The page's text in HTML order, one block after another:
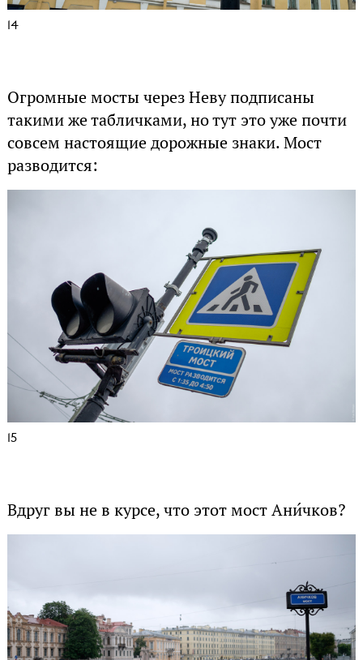
14
Огромные мосты через Неву подписаны
такими же табличками, но тут это уже почти
совсем настоящие дорожные знаки. Мост
разводится:
15
Вдруг вы не в курсе, что этот мост Ани́чков?